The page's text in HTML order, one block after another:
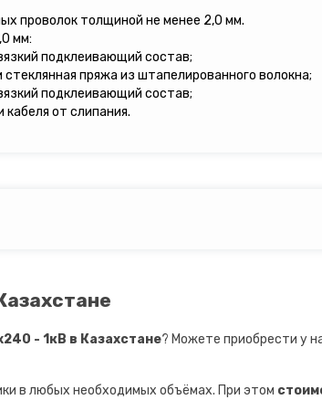
проволок толщиной не менее 2,0 мм.
мм:
подклеивающий состав;
пряжа из штапелированного волокна;
подклеивающий состав;
от слипания.
- 1кВ в Казахстане? Можете приобрести у
в любых необходимых объёмах. При этом